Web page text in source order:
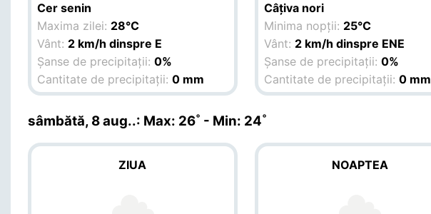
Cer senin
Maxima zilei: 28°C
Vânt: 2 km/h dinspre E
Șanse de precipitații:0%
Cantitate de precipitații:0 mm
Câțiva nori
Minima nopții: 25°C
Vânt: 2 km/h dinspre ENE
Șanse de precipitații:0%
Cantitate de precipitații:0 mm
sâmbătă, 8 aug..: Max: 26˚ - Min: 24˚
ZIUA NOAPTEA